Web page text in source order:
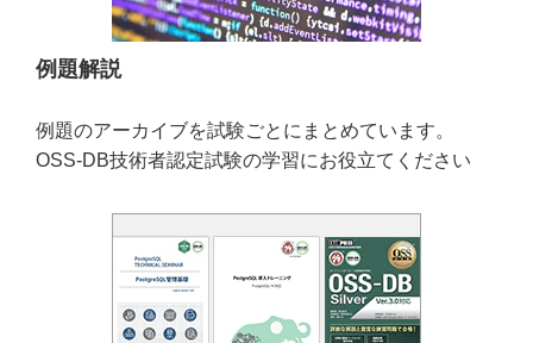
例題解説
例題のアーカイブを試験ごとにまとめています。
OSS-DB技術者認定試験の学習にお役立てください